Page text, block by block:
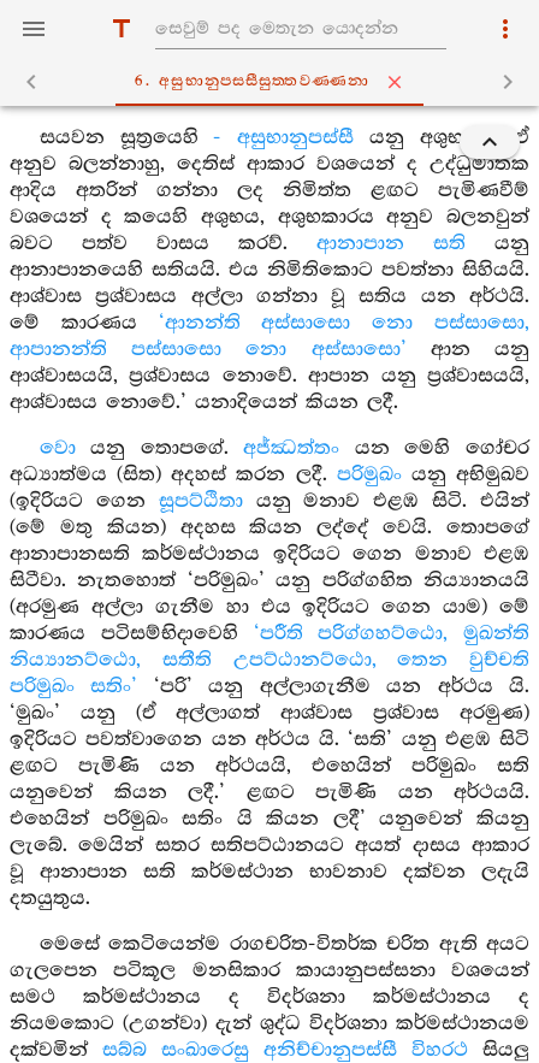
6. අසුභානුපස‍්සීසුත‍්තවණ‍්ණනා
සයවන සූත්‍රයෙහි- අසුභානුපස්සී යනු අශුභයයි. ඒ
අනුව බලන්නාහු, දෙතිස් ආකාර වශයෙන් ද උද්ධුමාතක
ආදිය අතරින් ගන්නා ලද නිමිත්ත ළඟට පැමිණවීම්
වශයෙන් ද කයෙහි අශුභය, අශුභකාරය අනුව බලනවුන්
බවට පත්ව වාසය කරව්. ආනාපාන සති යනු
ආනාපානයෙහි සතියයි. එය නිමිතිකොට පවත්නා සිහියයි.
ආශ්වාස ප්‍රශ්වාසය අල්ලා ගන්නා වූ සතිය යන අර්ථයි.
මේ කාරණය ‘ආනන්ති අස්සාසො නො පස්සාසො,
ආපානන්ති පස්සාසො නො අස්සාසො’ ආන යනු
ආශ්වාසයයි, ප්‍රශ්වාසය නොවේ. ආපාන යනු ප්‍රශ්වාසයයි,
ආශ්වාසය නොවේ.’ යනාදියෙන් කියන ලදී.
වොයනු තොපගේ.අජ්ඣත්තං යන මෙහි ගෝචර
අධ්‍යාත්මය (සිත) අදහස් කරන ලදී. පරිමුඛංයනු අභිමුඛව
(ඉදිරියට ගෙන සූපට්ඨිතා යනු මනාව එළඹ සිටි. එයින්
(මේ මතු කියන) අදහස කියන ලද්දේ වෙයි. තොපගේ
ආනාපානසති කර්මස්ථානය ඉදිරියට ගෙන මනාව එළඹ
සිටීවා. නැතහොත් ‘පරිමුඛං’ යනු පරිග්ගහිත නිය්‍යානයයි
(අරමුණ අල්ලා ගැනීම හා එය ඉදිරියට ගෙන යාම) මේ
කාරණය පටිසම්භිදාවෙහි ‘පරීති පරිග්ගහට්ඨො, මුඛන්ති
නිය්‍යානට්ඨො, සතීති උපට්ඨානට්ඨො, තෙන වුච්චති
පරිමුඛං සතිං’ ‘පරි’ යනු අල්ලාගැනීම යන අර්ථය යි.
‘මුඛං’ යනු (ඒ අල්ලාගත් ආශ්වාස ප්‍රශ්වාස අරමුණ)
ඉදිරියට පවත්වාගෙන යන අර්ථය යි. ‘සති’ යනු එළඹ සිටි
ළඟට පැමිණි යන අර්ථයයි, එහෙයින් පරිමුඛං සති
යනුවෙන් කියන ලදී.’ ළඟට පැමිණි යන අර්ථයයි.
එහෙයින් පරිමුඛං සතිං යි කියන ලදී’ යනුවෙන් කියනු
ලැබේ. මෙයින් සතර සතිපට්ඨානයට අයත් දාසය ආකාර
වූ ආනාපාන සති කර්මස්ථාන භාවනාව දක්වන ලදැයි
දතයුතුය.
මෙසේ කෙටියෙන්ම රාගචරිත-විතර්ක චරිත ඇති අයට
ගැලපෙන පටිකූල මනසිකාර කායානුපස්සනා වශයෙන්
සමථ කර්මස්ථානය ද විදර්ශනා කර්මස්ථානය ද
නියමකොට (උගන්වා) දැන් ශුද්ධ විදර්ශනා කර්මස්ථානයම
දක්වමින් සබ්බ සංඛාරෙසු අනිච්චානුපස්සී විහරථ සියලු